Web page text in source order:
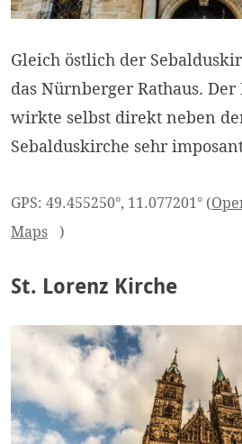
Gleich östlich der
das Nürnberger Rathaus. Der
wirkte selbst direkt neben
Sebalduskirche sehr
GPS: 49.455250°, 11.077201° (
Maps
)
St. Lorenz Kirche